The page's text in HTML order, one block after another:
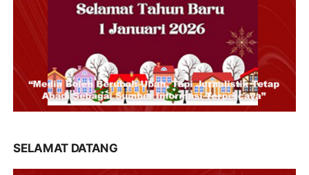
SELAMAT DATANG